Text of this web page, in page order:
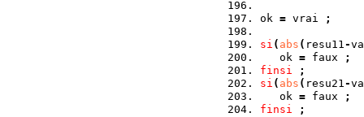
ok = vrai ;
si ( abs ( resu11-
   ok
= faux
;
finsi
;
si ( abs ( resu21-
   ok
= faux
;
finsi
;